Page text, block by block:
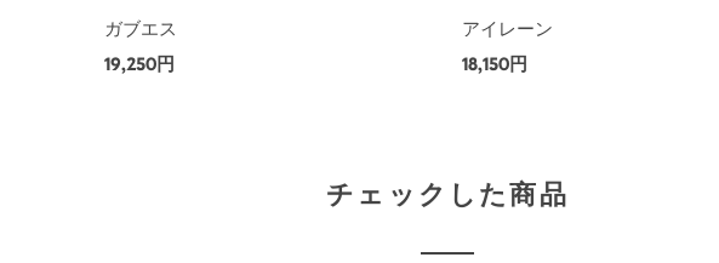
ガブエス
19,250円
アイレーン
18,150円
チェックした商品